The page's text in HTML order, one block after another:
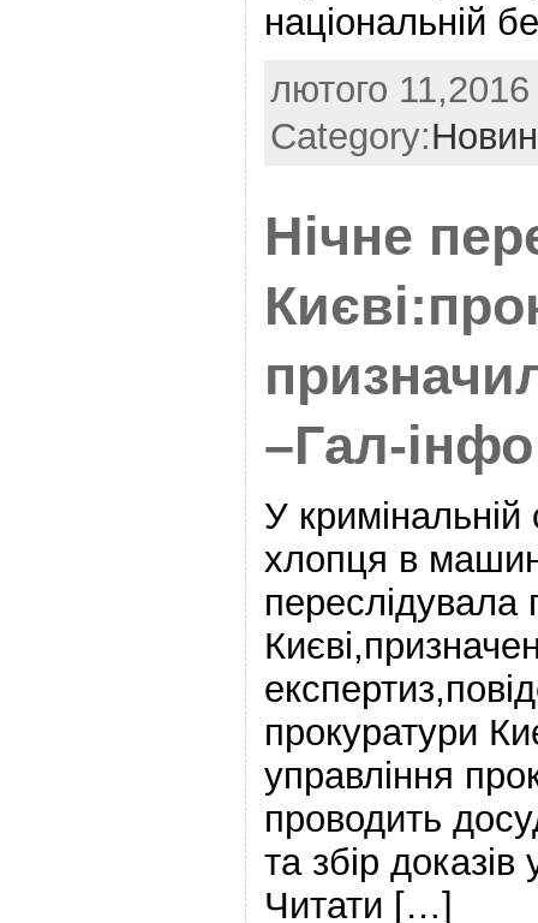
національній
лютого
Category:
Нічне
–Гал-
У кримінальній
хлопця в
переслідувала
прокуратури
управління
проводить
та збір
Читати […]